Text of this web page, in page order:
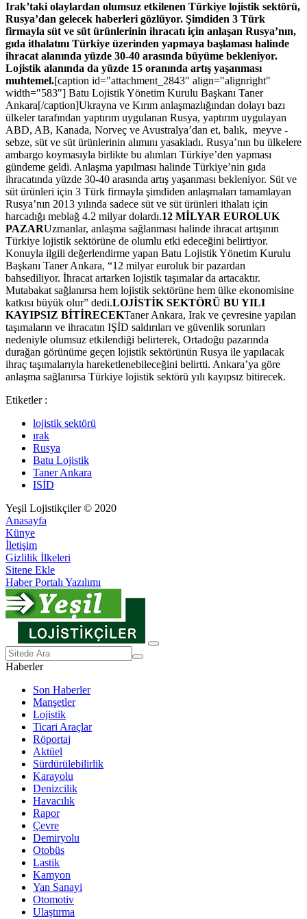
Irak’taki olaylardan olumsuz etkilenen Türkiye lojistik sektörü,
Rusya’dan gelecek haberleri gözlüyor. Şimdiden 3 Türk
firmayla süt ve süt ürünlerinin ihracatı için anlaşan Rusya’nın,
gıda ithalatını Türkiye üzerinden yapmaya başlaması halinde
ihracat alanında yüzde 30-40 arasında büyüme bekleniyor.
Lojistik alanında da yüzde 15 oranında artış yaşanması
muhtemel.[caption id="attachment_2843" align="alignright"
width="583"] Batu Lojistik Yönetim Kurulu Başkanı Taner
Ankara[/caption]Ukrayna ve Kırım anlaşmazlığından dolayı bazı
ülkeler tarafından yaptırım uygulanan Rusya, yaptırım uygulayan
ABD, AB, Kanada, Norveç ve Avustralya’dan et, balık, meyve -
sebze, süt ve süt ürünlerinin alımını yasakladı. Rusya’nın bu ülkelere
ambargo koymasıyla birlikte bu alımları Türkiye’den yapması
gündeme geldi. Anlaşma yapılması halinde Türkiye’nin gıda
ihracatında yüzde 30-40 arasında artış yaşanması bekleniyor. Süt ve
süt ürünleri için 3 Türk firmayla şimdiden anlaşmaları tamamlayan
Rusya’nın 2013 yılında sadece süt ve süt ürünleri ithalatı için
harcadığı meblağ 4.2 milyar dolardı.12 MİLYAR EUROLUK
PAZARUzmanlar, anlaşma sağlanması halinde ihracat artışının
Türkiye lojistik sektörüne de olumlu etki edeceğini belirtiyor.
Konuyla ilgili değerlendirme yapan Batu Lojistik Yönetim Kurulu
Başkanı Taner Ankara, “12 milyar euroluk bir pazardan
bahsediliyor. İhracat artarken lojistik taşımalar da artacaktır.
Mutabakat sağlanırsa hem lojistik sektörüne hem ülke ekonomisine
katkısı büyük olur” dedi.LOJİSTİK SEKTÖRÜ BU YILI
KAYIPSIZ BİTİRECEKTaner Ankara, Irak ve çevresine yapılan
taşımaların ve ihracatın IŞİD saldırıları ve güvenlik sorunları
nedeniyle olumsuz etkilendiği belirterek, Ortadoğu pazarında
durağan görünüme geçen lojistik sektörünün Rusya ile yapılacak
ihraç taşımalarıyla hareketlenebileceğini belirtti. Ankara’ya göre
anlaşma sağlanırsa Türkiye lojistik sektörü yılı kayıpsız bitirecek.
Etiketler :
lojistik sektörü
ırak
Rusya
Batu Lojistik
Taner Ankara
ISİD
Yeşil Lojistikçiler © 2020
Anasayfa
Künye
İletişim
Gizlilik İlkeleri
Sitene Ekle
Haber Portalı Yazılımı
Haberler
Son Haberler
Manşetler
Lojistik
Ticari Araçlar
Röportaj
Aktüel
Sürdürülebilirlik
Karayolu
Denizcilik
Havacılık
Rapor
Çevre
Demiryolu
Otobüs
Lastik
Kamyon
Yan Sanayi
Otomotiv
Ulaştırma